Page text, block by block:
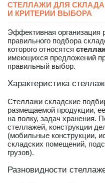
СТЕЛЛАЖИ ДЛЯ
И КРИТЕРИИ ВЫБОРА
Эффективная организация
правильного подбора
которого относятся
имеющихся предложений
правильный выбор.
Характеристика
Стеллажи складские
размещаемой продукции,
на полку, задач хранения.
стеллажей, конструкции
(мобильные конструкции,
складских помещений,
грузов).
Разновидности